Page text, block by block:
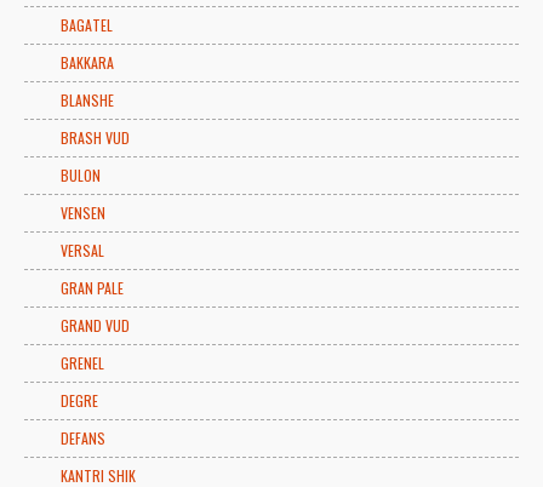
BAGATEL
BAKKARA
BLANSHE
BRASH VUD
BULON
VENSEN
VERSAL
GRAN PALE
GRAND VUD
GRENEL
DEGRE
DEFANS
KANTRI SHIK